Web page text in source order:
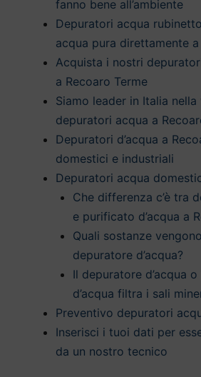
fanno bene all’ambiente
Depuratori acqua
acqua pura direttamente
Acquista i nostri
a Recoaro Terme
Siamo leader in Italia
depuratori acqua a
Depuratori d’acqua a
domestici e industriali
Depuratori acqua
Che differenza c’è tra
e purificato d’acqua a
Quali sostanze
depuratore d’acqua?
Il depuratore d’acqua
d’acqua filtra i sali
Preventivo depuratori
Inserisci i tuoi dati per
da un nostro tecnico